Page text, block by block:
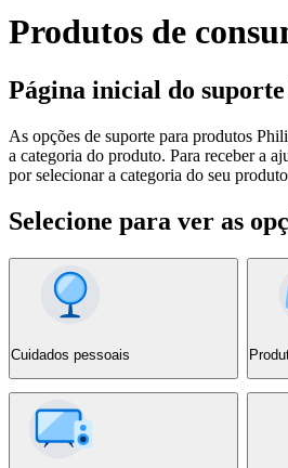
Produtos de
Página inicial do
As opções de suporte para produtos
a categoria do produto. Para receber a
por selecionar a categoria do seu
Selecione para ver as
Cuidados pessoais